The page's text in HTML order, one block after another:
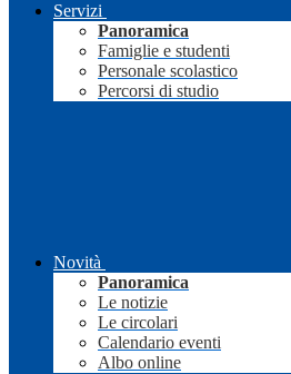
Servizi
Panoramica
Famiglie e studenti
Personale scolastico
Percorsi di studio
Novità
Panoramica
Le notizie
Le circolari
Calendario eventi
Albo online